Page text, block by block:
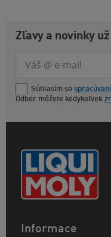
Zľavy a novinky
Súhlasím so
Odber môžete kedykoľvek
Informace